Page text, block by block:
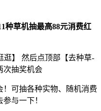
种草机抽最高88元消费红
逛】 然后点顶部【去种草-
次抽奖机会
！可抽各种实物、随机消费
与一下！